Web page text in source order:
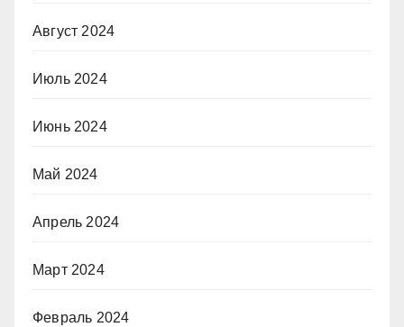
Август 2024
Июль 2024
Июнь 2024
Май 2024
Апрель 2024
Март 2024
Февраль 2024